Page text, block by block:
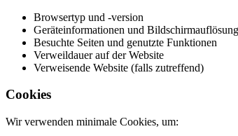
Browsertyp und -version
Geräteinformationen und Bildschirmauflösung
Besuchte Seiten und genutzte Funktionen
Verweildauer auf der Website
Verweisende Website (falls zutreffend)
Cookies
Wir verwenden minimale Cookies, um: